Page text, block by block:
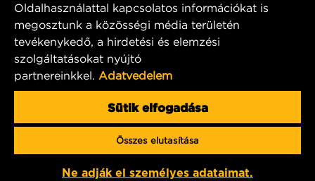
MANN+HUMMEL FT Poland
ul. Wrocławska 145,
63-800 GOSTYŃ, POLAND
Tel. +48 65 572 89 00
E-mail:info@mann-hummel.com
MANN+HUMMEL GROUP
Copyright 2025 MANN+HUMMEL. All rights reserved.
Oldalhasználattal kapcsolatos információkat is
megosztunk a közösségi média területén
tevékenykedő, a hirdetési és elemzési
szolgáltatásokat nyújtó
partnereinkkel. Adatvedelem
Sütik elfogadása
Összes elutasítása
Ne adják el személyes adataimat.